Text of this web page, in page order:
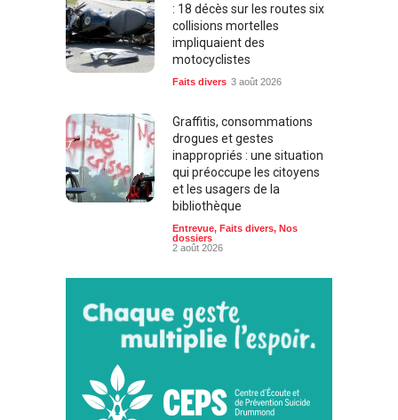
: 18 décès sur les routes six
collisions mortelles
impliquaient des
motocyclistes
Faits divers 3 août 2026
Graffitis, consommations
drogues et gestes
inappropriés : une situation
qui préoccupe les citoyens
et les usagers de la
bibliothèque
Entrevue, Faits divers, Nos
dossiers
2 août 2026